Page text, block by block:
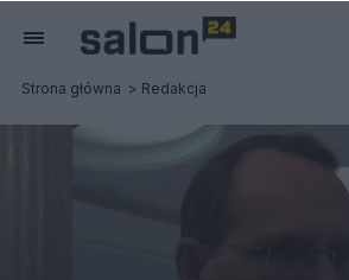
Strona główna Redakcja